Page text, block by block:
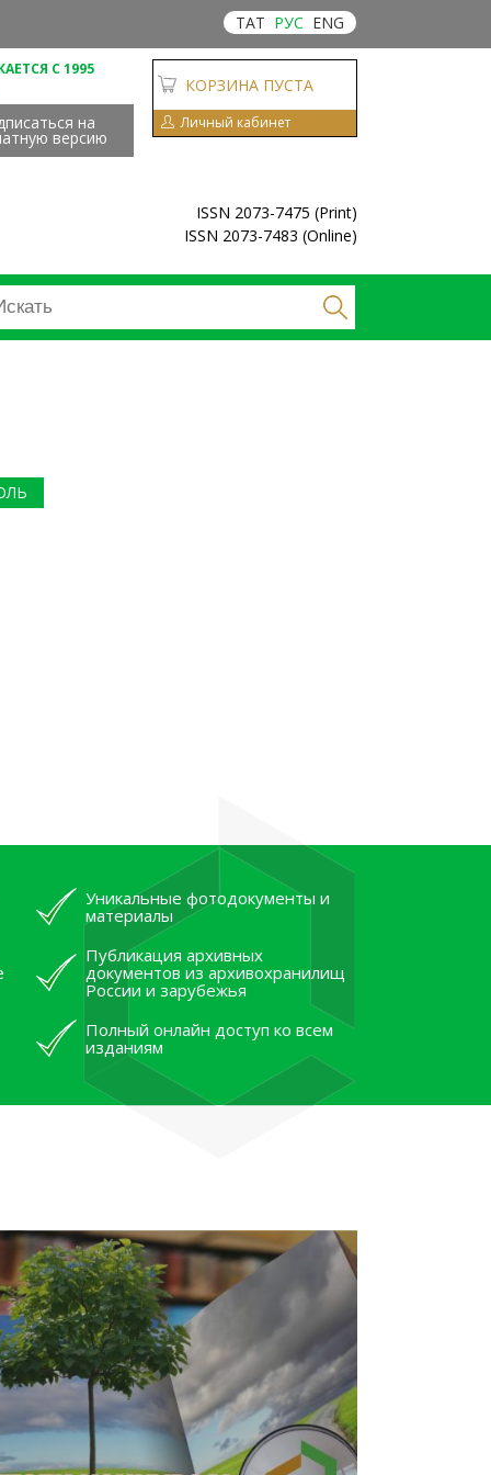
ТАТ РУС ENG
С 1995
на
версию
КОРЗИНА ПУСТА
Личный кабинет
ISSN 2073-7475 (Print)
ISSN 2073-7483 (Online)
Уникальные фотодокументы и
материалы
Публикация архивных
документов из архивохранилищ
России и зарубежья
Полный онлайн доступ ко всем
изданиям
рассказали об архивных